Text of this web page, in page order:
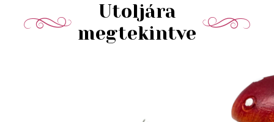
Utoljára
megtekintve